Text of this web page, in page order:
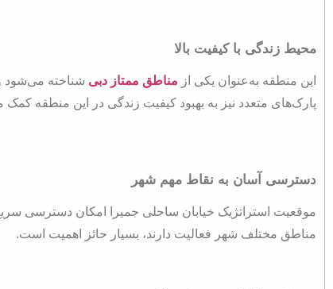
محیط زندگی با کیفیت بالا
این منطقه به‌عنوان یکی از مناطق ممتاز دبی شناخته می‌شود
پارک‌های متعدد نیز به بهبود کیفیت زندگی در این منطقه کمک
دسترسی آسان به نقاط مهم شهر
موقعیت استراتژیک خیابان ساحلی جمیرا امکان دسترسی
مناطق مختلف شهر فعالیت دارند، بسیار حائز اهمیت است.